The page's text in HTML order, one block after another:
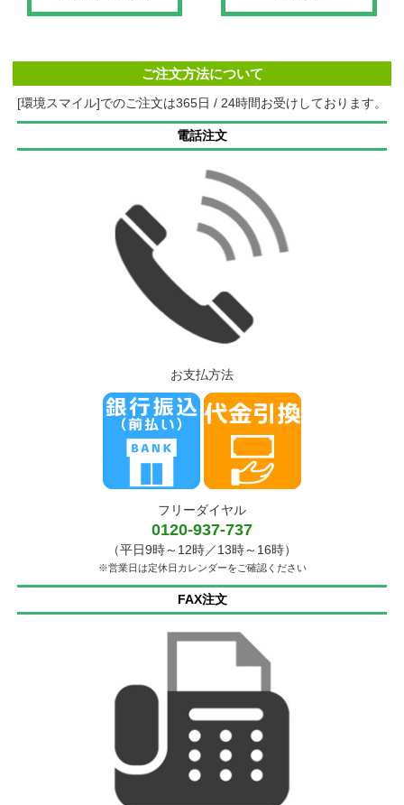
ご注文方法について
[環境スマイル]でのご注文は365日 / 24時間お受けしております。
電話注文
お支払方法
フリーダイヤル
0120-937-737
（平日9時～12時／13時～16時）
※営業日は定休日カレンダーをご確認ください
FAX注文